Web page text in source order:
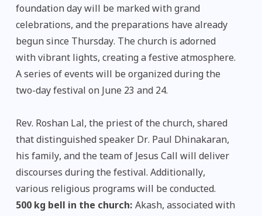
foundation day will be marked with grand
celebrations, and the preparations have already
begun since Thursday. The church is adorned
with vibrant lights, creating a festive atmosphere.
A series of events will be organized during the
two-day festival on June 23 and 24.
Rev. Roshan Lal, the priest of the church, shared
that distinguished speaker Dr. Paul Dhinakaran,
his family, and the team of Jesus Call will deliver
discourses during the festival. Additionally,
various religious programs will be conducted.
500 kg bell in the church: Akash, associated with